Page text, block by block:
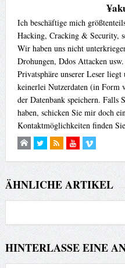
Ich beschäftige mich
Hacking, Cracking & Security,
Wir haben uns nicht
Drohungen, Ddos Attacken
Privatsphäre unserer Leser
keinerlei Nutzerdaten (in Form
der Datenbank speichern.
haben, schicken Sie mir doch
Kontaktmöglichkeiten finden
ÄHNLICHE ARTIKEL
HINTERLASSE EINE